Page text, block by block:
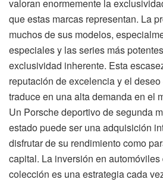
valoran enormemente la
que estas marcas representan. La
muchos de sus modelos,
especiales y las series más
exclusividad inherente. Esta
reputación de excelencia y el
traduce en una alta demanda en el
Un Porsche deportivo de segunda
estado puede ser una adquisición
disfrutar de su rendimiento como
capital. La inversión en
colección es una estrategia cada